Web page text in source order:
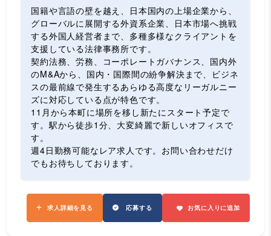
国籍や言語の壁を越え、日本国内の上場企業から、
グローバルに展開する外資系企業、日本市場へ挑戦
する外国人経営者まで、多種多様なクライアントを
支援している法律事務所です。
契約法務、労務、コーポレートガバナンス、国内外
のM&Aから、国内・国際間の紛争解決まで、ビジネ
スの最前線で発生するあらゆる高度なリーガルニー
ズに対応している点が特色です。
11月から本町に場所を移し新たにスタート予定で
す。駅から徒歩1分、大変綺麗で新しいオフィスで
す。
週4日勤務可能なレア求人です。お問い合わせだけ
でもお待ちしております。
求人詳細を見る 応募する お気に入りに追加